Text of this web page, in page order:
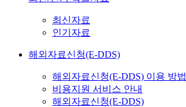
최신자료
인기자료
해외자료신청(E-DDS)
해외자료신청(E-DDS) 이용 방법
비용지원 서비스 안내
해외자료신청(E-DDS)